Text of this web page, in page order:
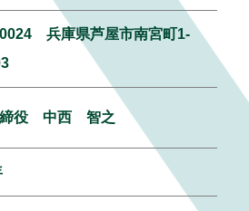
兵庫県芦屋市南宮町1-
締役 中西 智之